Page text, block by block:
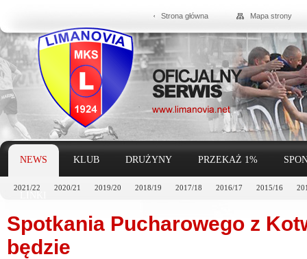
Strona główna Mapa strony
NEWS
2021/22 2020/21 2019/20 2018/19 2017/18 2016/17 2015/16
KLUB DRUŻYNY PRZEKAŻ 1%
Spotkania Pucharowego z
będzie